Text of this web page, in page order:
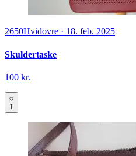
2650Hvidovre · 18. feb. 2025
Skuldertaske
100 kr.
1